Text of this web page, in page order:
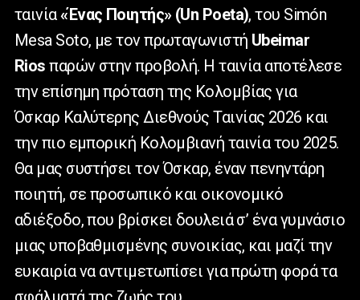
ταινία«Ένας Ποιητής»(Un Poeta), του Simón
Mesa Soto, με τον πρωταγωνιστή Ubeimar
Riosπαρών στην προβολή. Η ταινία αποτέλεσε
την επίσημη πρόταση της Κολομβίας για
Όσκαρ Καλύτερης Διεθνούς Ταινίας 2026 και
την πιο εμπορική Κολομβιανή ταινία του 2025.
Θα μας συστήσει τον Όσκαρ, έναν πενηντάρη
ποιητή, σε προσωπικό και οικονομικό
αδιέξοδο, που βρίσκει δουλειά σ’ ένα γυμνάσιο
μιας υποβαθμισμένης συνοικίας, και μαζί την
ευκαιρία να αντιμετωπίσει για πρώτη φορά τα